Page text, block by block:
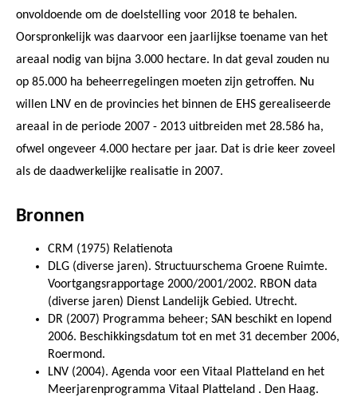
onvoldoende om de doelstelling voor 2018 te behalen.
Oorspronkelijk was daarvoor een jaarlijkse toename van het
areaal nodig van bijna 3.000 hectare. In dat geval zouden nu
op 85.000 ha beheerregelingen moeten zijn getroffen. Nu
willen LNV en de provincies het binnen de EHS gerealiseerde
areaal in de periode 2007 - 2013 uitbreiden met 28.586 ha,
ofwel ongeveer 4.000 hectare per jaar. Dat is drie keer zoveel
als de daadwerkelijke realisatie in 2007.
Bronnen
CRM (1975) Relatienota
DLG (diverse jaren). Structuurschema Groene Ruimte.
Voortgangsrapportage 2000/2001/2002. RBON data
(diverse jaren) Dienst Landelijk Gebied. Utrecht.
DR (2007) Programma beheer; SAN beschikt en lopend
2006. Beschikkingsdatum tot en met 31 december 2006,
Roermond.
LNV (2004). Agenda voor een Vitaal Platteland en het
Meerjarenprogramma Vitaal Platteland . Den Haag.